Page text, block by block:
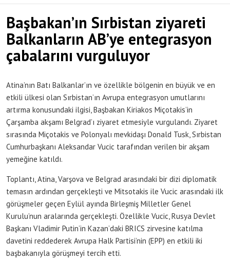
Başbakan’ın Sırbistan ziyareti
Balkanların AB’ye entegrasyon
çabalarını vurguluyor
Atina’nın Batı Balkanlar’ın ve özellikle bölgenin en büyük ve en
etkili ülkesi olan Sırbistan’ın Avrupa entegrasyon umutlarını
artırma konusundaki ilgisi, Başbakan Kiriakos Miçotakis’in
Çarşamba akşamı Belgrad’ı ziyaret etmesiyle vurgulandı. Ziyaret
sırasında Miçotakis ve Polonyalı mevkidaşı Donald Tusk, Sırbistan
Cumhurbaşkanı Aleksandar Vucic tarafından verilen bir akşam
yemeğine katıldı.
Toplantı, Atina, Varşova ve Belgrad arasındaki bir dizi diplomatik
temasın ardından gerçekleşti ve Mitsotakis ile Vucic arasındaki ilk
görüşmeler geçen Eylül ayında Birleşmiş Milletler Genel
Kurulu’nun aralarında gerçekleşti. Özellikle Vucic, Rusya Devlet
Başkanı Vladimir Putin’in Kazan’daki BRICS zirvesine katılma
davetini reddederek Avrupa Halk Partisi’nin (EPP) en etkili iki
başbakanıyla görüşmeyi tercih etti.